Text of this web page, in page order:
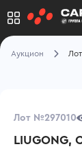
Аукцион
Лот №297010
LIUGONG,